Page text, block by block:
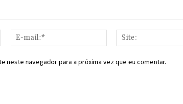
Nome:*
mail:*
neste navegador para a próxima vez que eu comentar.